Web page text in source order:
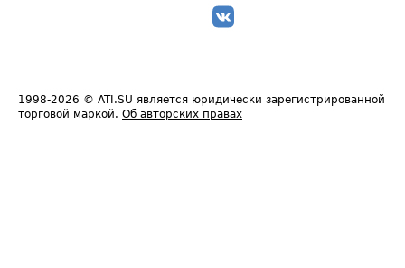
1998-2026 © ATI.SU является юридически зарегистрированной
торговой маркой. Об авторских правах